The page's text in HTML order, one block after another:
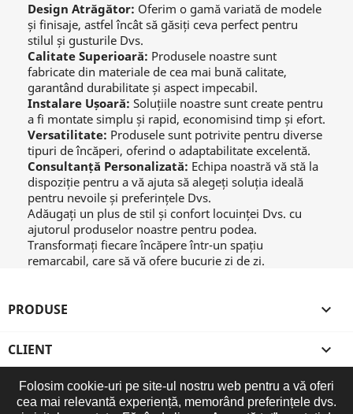
Design Atrăgător: Oferim o gamă variată de modele
și finisaje, astfel încât să găsiți ceva perfect pentru
stilul și gusturile Dvs.
Calitate Superioară: Produsele noastre sunt
fabricate din materiale de cea mai bună calitate,
garantând durabilitate și aspect impecabil.
Instalare Ușoară: Soluțiile noastre sunt create pentru
a fi montate simplu și rapid, economisind timp și efort.
Versatilitate: Produsele sunt potrivite pentru diverse
tipuri de încăperi, oferind o adaptabilitate excelentă.
Consultanță Personalizată: Echipa noastră vă stă la
dispoziție pentru a vă ajuta să alegeți soluția ideală
pentru nevoile și preferințele Dvs.
Adăugați un plus de stil și confort locuinței Dvs. cu
ajutorul produselor noastre pentru podea.
Transformați fiecare încăpere într-un spațiu
remarcabil, care să vă ofere bucurie zi de zi.
PRODUSE 
CLIENT 
COMPANIE 
Folosim cookie-uri pe site-ul nostru web pentru a vă oferi
cea mai relevantă experiență, memorând preferințele dvs.